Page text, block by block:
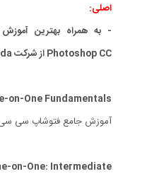
اصلی:
- به همراه بهترین آموزش
Photoshop CC از شرکت Lynda و ...
on-One Fundamentals
آموزش جامع فتوشاپ سی سی -
on-One: Intermediate